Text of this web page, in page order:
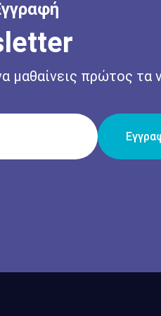
μαθαίνεις πρώτος τα